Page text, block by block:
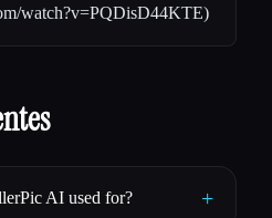
watch?v=PQDisD44KTE)
AI used for? +